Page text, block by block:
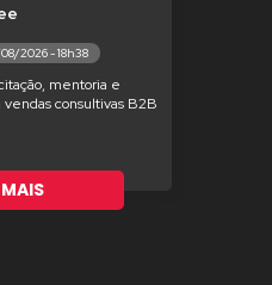
2026 - 18h38
mentoria e
consultivas B2B
MAIS